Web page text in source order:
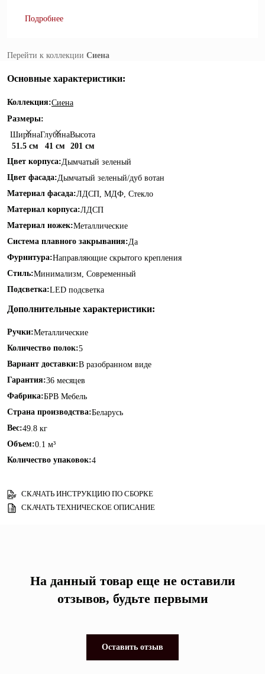
Подробнее
Перейти к коллекции Сиена
Основные характеристики:
Коллекция:Сиена
Размеры:
Ширина
51.5 см
Глубина
41 см
Высота
201 см
Цвет корпуса:Дымчатый зеленый
Цвет фасада:Дымчатый зеленый/дуб вотан
Материал фасада:ЛДСП, МДФ, Стекло
Материал корпуса:ЛДСП
Материал ножек:Металлические
Система плавного закрывания:Да
Фурнитура:Направляющие скрытого крепления
Стиль:Минимализм, Современный
Подсветка:LED подсветка
Дополнительные характеристики:
Ручки:Металлические
Количество полок:5
Вариант доставки:В разобранном виде
Гарантия:36 месяцев
Фабрика:БРВ Мебель
Страна производства:Беларусь
Вес:49.8 кг
Объем:0.1 м³
Количество упаковок:4
СКАЧАТЬ ИНСТРУКЦИЮ ПО СБОРКЕ
СКАЧАТЬ ТЕХНИЧЕСКОЕ ОПИСАНИЕ
На данный товар еще не оставили
отзывов, будьте первыми
Оставить отзыв